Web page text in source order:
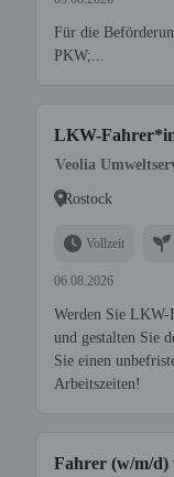
Für die
PKW;...
LKW-
Veolia
Rostock
Vollzeit
06.08.2026
Werden Sie
und gestalten Sie
Sie einen
Arbeitszeiten!
Fahrer (w/m/d)